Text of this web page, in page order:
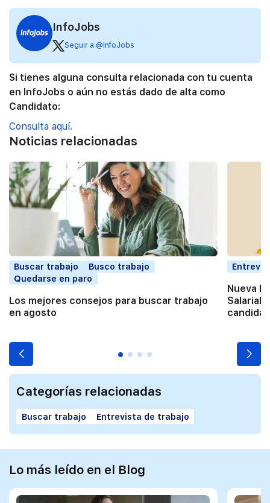
InfoJobs
Seguir a @InfoJobs
Si tienes alguna consulta relacionada con tu cuenta
en InfoJobs o aún no estás dado de alta como
Candidato:
Consulta aquí.
Noticias relacionadas
Buscar trabajo
Busco trabajo
Quedarse en paro
Los mejores consejos para buscar trabajo
en agosto
Nueva
Salarial:
Categorías relacionadas
Buscar trabajo Entrevista de trabajo
Lo más leído en el Blog